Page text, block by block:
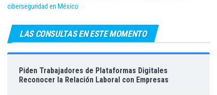
ciberseguridad en México
LAS CONSULTAS EN ESTE MOMENTO
Piden Trabajadores de Plataformas Digitales
Reconocer la Relación Laboral con Empresas